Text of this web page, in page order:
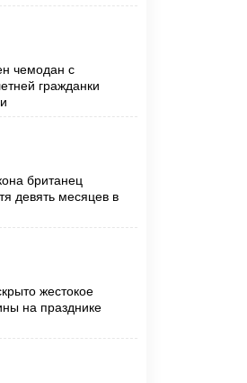
чемодан с
гражданки
британец
девять месяцев в
жестокое
на празднике